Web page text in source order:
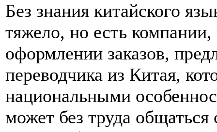
Без знания китайского
тяжело, но есть
оформлении заказов,
переводчика из Китая,
национальными
может без труда